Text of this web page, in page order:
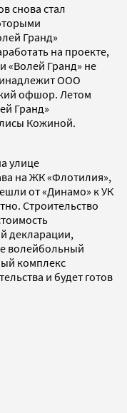
снова стал
Гранд»
на проекте,
«Волей Гранд» не
ООО
офшор. Летом
Гранд»
Кожиной.
улице
на ЖК «Флотилия»,
от «Динамо» к УК
Строительство
декларации,
волейбольный
комплекс
и будет готов